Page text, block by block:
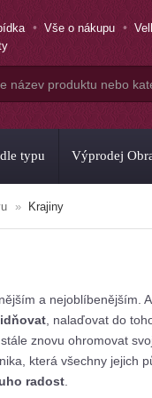
Vše o nákupu
typu Výprodej
Krajiny
a nejoblíbenějším.
, nalaďovat do
znovu ohromovat
která všechny jejich
radost